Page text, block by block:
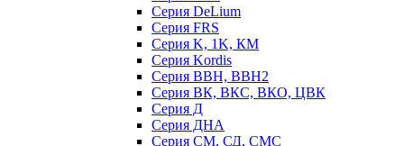
Серия DeLium
Серия FRS
Серия K, 1K, КМ
Серия Kordis
Серия ВВН, ВВН2
Серия ВК, ВКС, ВКО, ЦВК
Серия Д
Серия ДНА
Серия СМ, СД, СМС